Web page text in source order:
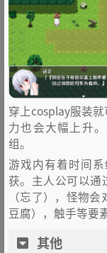
穿上cosplay服装
力也会大幅上升
组。
游戏内有着时间
获。主人公可以通
（忘了），怪物
豆腐），触手等要素
其他